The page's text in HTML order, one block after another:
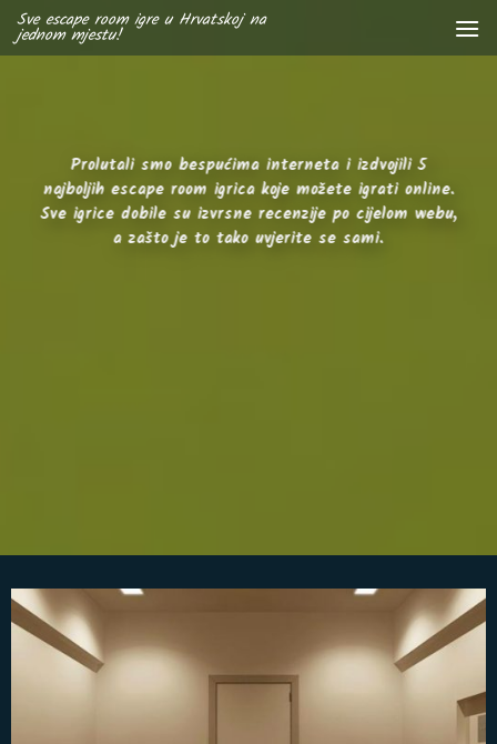
Skip
to
Sve escape room igre u Hrvatskoj na
jednom mjestu!
Prolutali smo bespućima interneta i izdvojili 5
najboljih escape room igrica koje možete igrati online.
Sve igrice dobile su izvrsne recenzije po cijelom webu,
a zašto je to tako uvjerite se sami.